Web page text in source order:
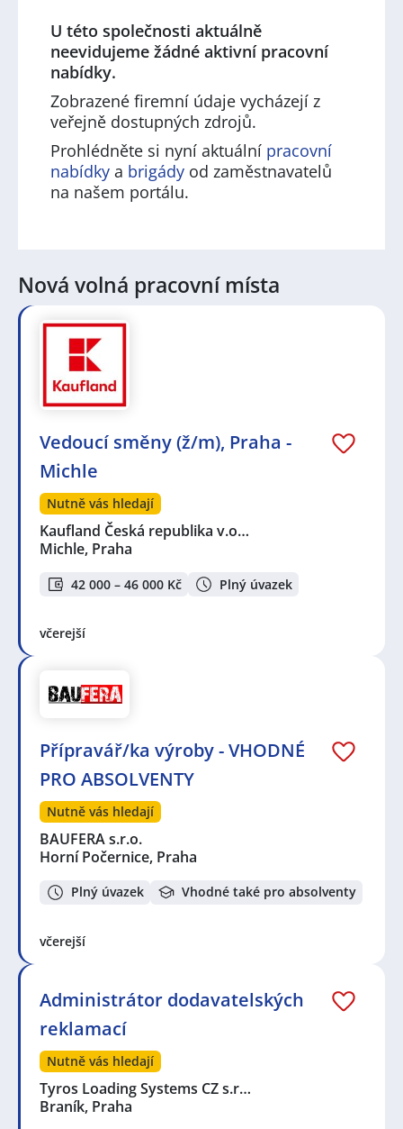
U této společnosti aktuálně
neevidujeme žádné aktivní pracovní
nabídky.
Zobrazené firemní údaje vycházejí z
veřejně dostupných zdrojů.
Prohlédněte si nyní aktuální pracovní
nabídky a brigády od zaměstnavatelů
na našem portálu.
Nová volná pracovní místa
Vedoucí směny (ž/m), Praha -
Michle
Nutně vás hledají
Kaufland Česká republika v.o…
Michle, Praha
42 000 – 46 000 Kč Plný úvazek
včerejší
Přípravář/ka výroby - VHODNÉ
PRO ABSOLVENTY
Nutně vás hledají
BAUFERA s.r.o.
Horní Počernice, Praha
Plný úvazek Vhodné také pro absolventy
včerejší
Administrátor dodavatelských
reklamací
Nutně vás hledají
Tyros Loading Systems CZ s.r…
Braník, Praha